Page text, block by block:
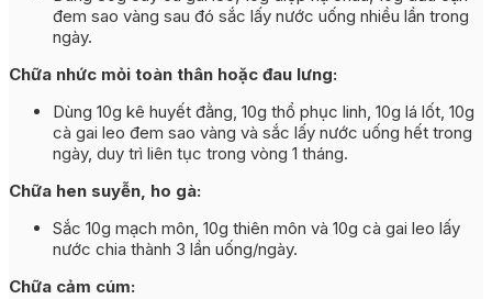
đem sao vàng sau đó sắc lấy nước uống nhiều lần trong
ngày.
Chữa nhức mỏi toàn thân hoặc đau lưng:
Dùng 10g kê huyết đằng, 10g thổ phục linh, 10g lá lốt, 10g
cà gai leo đem sao vàng và sắc lấy nước uống hết trong
ngày, duy trì liên tục trong vòng 1 tháng.
Chữa hen suyễn, ho gà:
Sắc 10g mạch môn, 10g thiên môn và 10g cà gai leo lấy
nước chia thành 3 lần uống/ngày.
Chữa cảm cúm: